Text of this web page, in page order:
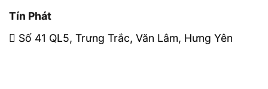
Tín Phát
Số 41 QL5, Trưng Trắc, Văn Lâm, Hưng Yên